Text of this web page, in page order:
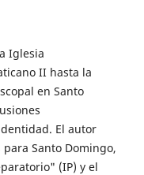
Iglesia
II hasta la
en Santo
El autor
Santo Domingo,
(IP) y el